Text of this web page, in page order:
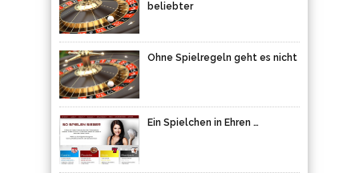
beliebter
Ohne Spielregeln geht es nicht
Ein Spielchen in Ehren …